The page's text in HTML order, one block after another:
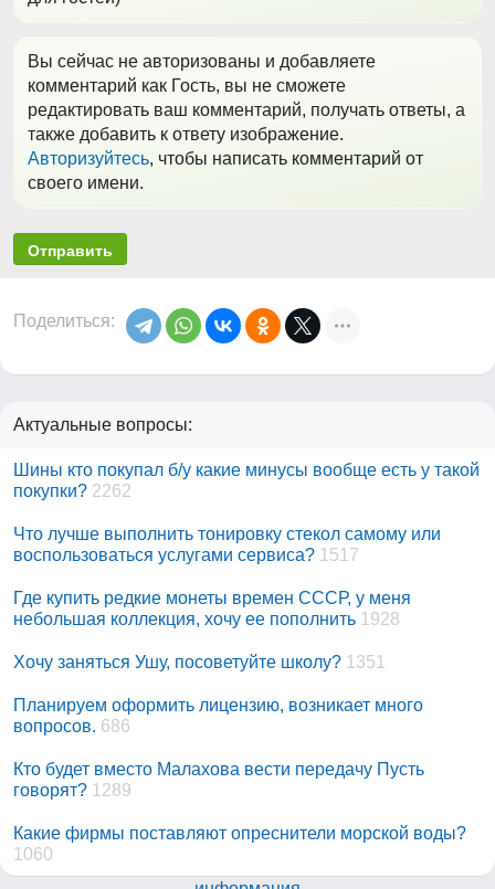
Вы сейчас не авторизованы и добавляете
комментарий как Гость, вы не сможете
редактировать ваш комментарий, получать ответы, а
также добавить к ответу изображение.
Авторизуйтесь, чтобы написать комментарий от
своего имени.
Отправить
Поделиться:
Актуальные вопросы:
Шины кто покупал б/у какие минусы вообще есть у такой
покупки? 2262
Что лучше выполнить тонировку стекол самому или
воспользоваться услугами сервиса? 1517
Где купить редкие монеты времен СССР, у меня
небольшая коллекция, хочу ее пополнить 1928
Хочу заняться Ушу, посоветуйте школу? 1351
Планируем оформить лицензию, возникает много
вопросов. 686
Кто будет вместо Малахова вести передачу Пусть
говорят? 1289
Какие фирмы поставляют опреснители морской воды?
1060